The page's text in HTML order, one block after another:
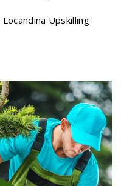
Locandina Upskilling